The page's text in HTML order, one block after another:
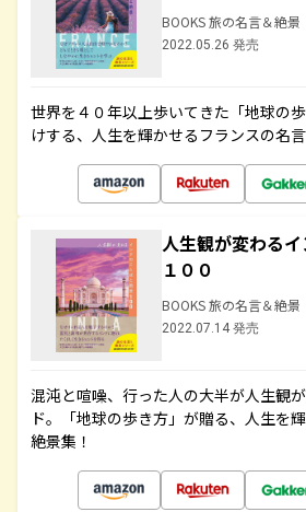
BOOKS 旅の名言＆絶景
2022.05.26 発売
世界を４０年以上歩いてきた「地球の
けする、人生を輝かせるフランスの名
人生観が変わる
１００
BOOKS 旅の名言＆絶景
2022.07.14 発売
混沌と喧噪、行った人の大半が人生観
ド。「地球の歩き方」が贈る、人生を
絶景集！